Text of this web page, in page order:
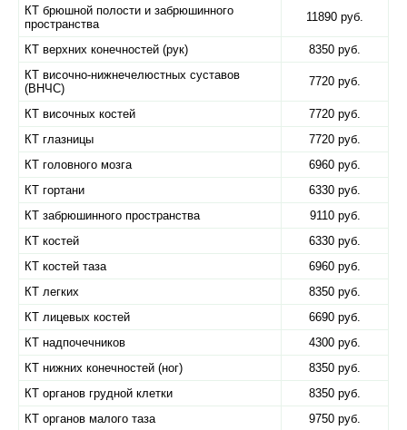
КТ брюшной полости и забрюшинного
пространства
11890 руб.
КТ верхних конечностей (рук)
8350 руб.
КТ височно-нижнечелюстных суставов
(ВНЧС)
7720 руб.
КТ височных костей
7720 руб.
КТ глазницы
7720 руб.
КТ головного мозга
6960 руб.
КТ гортани
6330 руб.
КТ забрюшинного пространства
9110 руб.
КТ костей
6330 руб.
КТ костей таза
6960 руб.
КТ легких
8350 руб.
КТ лицевых костей
6690 руб.
КТ надпочечников
4300 руб.
КТ нижних конечностей (ног)
8350 руб.
КТ органов грудной клетки
8350 руб.
КТ органов малого таза
9750 руб.